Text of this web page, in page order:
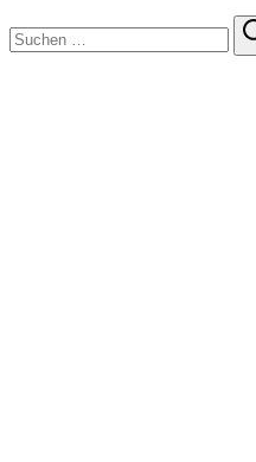
Suchen
nach: